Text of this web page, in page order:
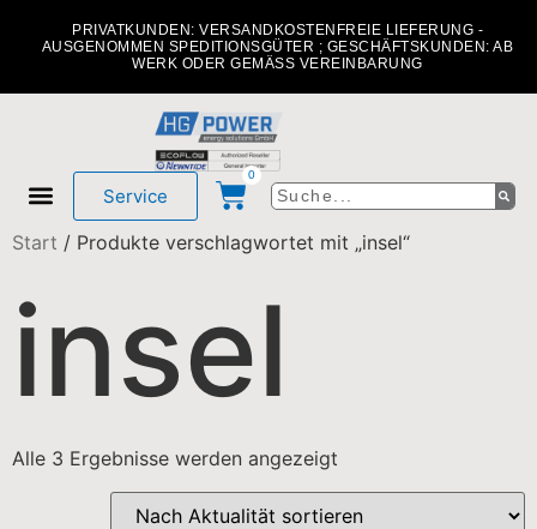
PRIVATKUNDEN: VERSANDKOSTENFREIE LIEFERUNG -
AUSGENOMMEN SPEDITIONSGÜTER ; GESCHÄFTSKUNDEN: AB
WERK ODER GEMÄSS VEREINBARUNG
Service
0
Start / Produkte verschlagwortet mit „insel“
insel
Alle 3 Ergebnisse werden angezeigt